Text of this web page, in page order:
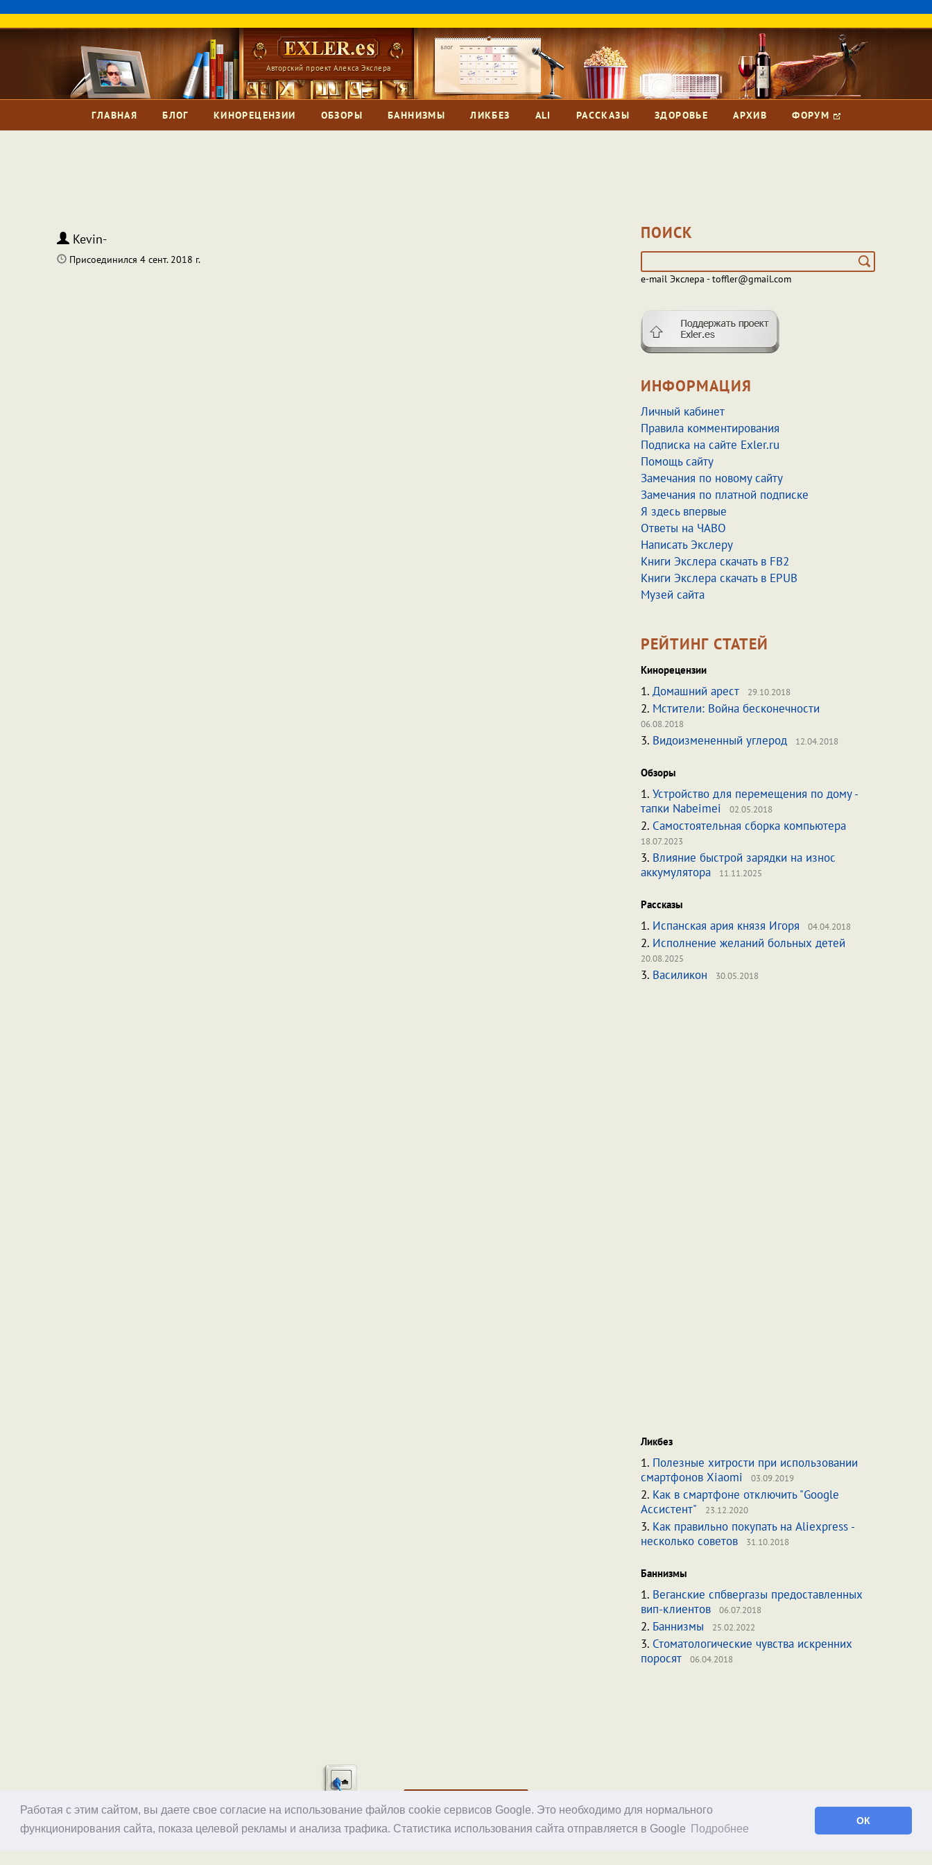
Работая с этим сайтом, вы даете свое согласие на использование файлов cookie сервисов Google. Это необходимо для нормального
функционирования сайта, показа целевой рекламы и анализа трафика. Статистика использования сайта отправляется в Google
Подробнее
ОК
Авторский проект Алекса Экслера
ГЛАВНАЯ БЛОГ КИНОРЕЦЕНЗИИ ОБЗОРЫ БАННИЗМЫ ЛИКБЕЗ ALI РАССКАЗЫ ЗДОРОВЬЕ АРХИВ ФОРУМ
Kevin-
Присоединился 4 сент. 2018 г.
ПОИСК
e-mail Экслера - toffler@gmail.com
ИНФОРМАЦИЯ
Личный кабинет
Правила комментирования
Подписка на сайте Exler.ru
Помощь сайту
Замечания по новому сайту
Замечания по платной подписке
Я здесь впервые
Ответы на ЧАВО
Написать Экслеру
Книги Экслера скачать в FB2
Книги Экслера скачать в EPUB
Музей сайта
РЕЙТИНГ СТАТЕЙ
Кинорецензии
1. Домашний арест 29.10.2018
2. Мстители: Война бесконечности
06.08.2018
3. Видоизмененный углерод 12.04.2018
Обзоры
1. Устройство для перемещения по дому -
тапки Nabeimei
02.05.2018
2. Самостоятельная сборка компьютера
18.07.2023
3. Влияние быстрой зарядки на износ
аккумулятора
11.11.2025
Рассказы
1. Испанская ария князя Игоря 04.04.2018
2. Исполнение желаний больных детей
20.08.2025
3. Василикон 30.05.2018
Ликбез
1. Полезные хитрости при использовании
смартфонов Xiaomi
03.09.2019
2. Как в смартфоне отключить "Google
Ассистент"
23.12.2020
3. Как правильно покупать на Aliexpress -
несколько советов
31.10.2018
Баннизмы
1. Веганские спбвергазы предоставленных
вип-клиентов
06.07.2018
2. Баннизмы 25.02.2022
3. Стоматологические чувства искренних
поросят
06.04.2018
© 1998–2026 Alex Exler RSS блога